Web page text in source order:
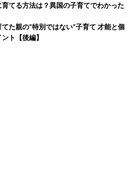
てる方法は？異国の子育てでわかった
た親の”特別ではない”子育て 才能と個
ト【後編】